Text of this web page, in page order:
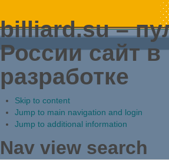
billiard.su –
Россиисайт в
разработке
Skip to content
Jump to main navigation and login
Jump to additional information
Nav view search